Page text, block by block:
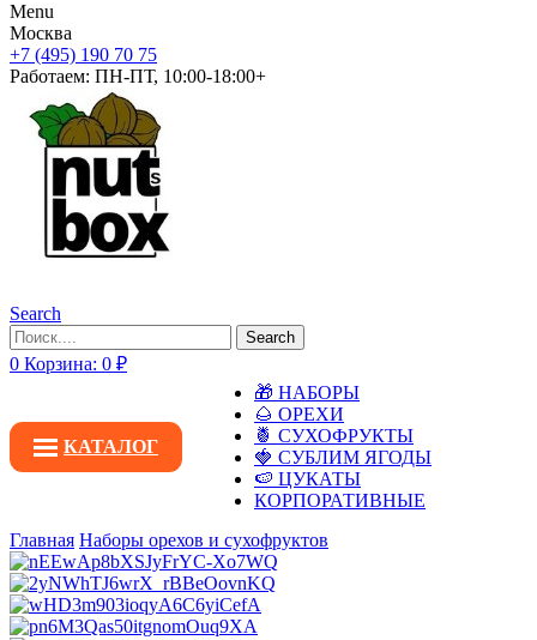
Menu
Москва
+7 (495) 190 70 75
Работаем: ПН-ПТ, 10:00-18:00+
Search
Search
0 Корзина: 0 ₽
КАТАЛОГ
🎁 НАБОРЫ
🌰 ОРЕХИ
🍍 СУХОФРУКТЫ
🍓 СУБЛИМ ЯГОДЫ
🍉 ЦУКАТЫ
КОРПОРАТИВНЫЕ
Главная Наборы орехов и сухофруктов